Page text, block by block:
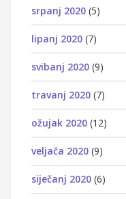
srpanj 2020 (5)
lipanj 2020 (7)
svibanj 2020 (9)
travanj 2020 (7)
ožujak 2020 (12)
veljača 2020 (9)
siječanj 2020 (6)